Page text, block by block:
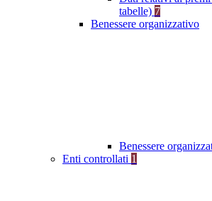
tabelle) 7
Benessere organizzativo
Benessere
Enti controllati 1